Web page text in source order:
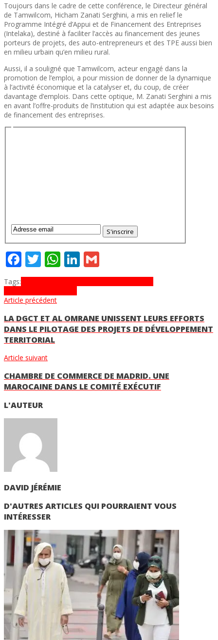
Toujours dans le cadre de cette conférence, le Directeur général
de Tamwilcom, Hicham Zanati Serghini, a mis en relief le
Programme Intégré d’Appui et de Financement des Entreprises
(Intelaka), destiné à faciliter l’accès au financement des jeunes
porteurs de projets, des auto-entrepreneurs et des TPE aussi bien
en milieu urbain qu’en milieu rural.
Aussi, il a souligné que Tamwilcom, acteur engagé dans la
promotion de l’emploi, a pour mission de donner de la dynamique
à l’activité économique et la catalyser et, du coup, de créer
davantage d’emplois. Dans cette optique, M. Zanati Serghini a mis
en avant l’offre-produits de l’institution qui est adaptée aux besoins
de financement des entreprises.
Facebook
Twitter
WhatsApp
LinkedIn
Tags:
Article précédent
LA DGCT ET AL OMRANE UNISSENT LEURS EFFORTS
DANS LE PILOTAGE DES PROJETS DE DÉVELOPPEMENT
TERRITORIAL
Article suivant
CHAMBRE DE COMMERCE DE MADRID. UNE
MAROCAINE DANS LE COMITÉ EXÉCUTIF
L'AUTEUR
DAVID JÉRÉMIE
D'AUTRES ARTICLES QUI POURRAIENT VOUS
INTÉRESSER